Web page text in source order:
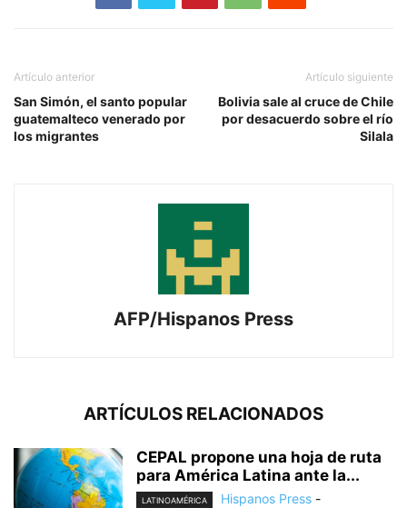
Artículo anterior
San Simón, el santo popular
guatemalteco venerado por
los migrantes
Artículo siguiente
Bolivia sale al cruce de Chile
por desacuerdo sobre el río
Silala
AFP/Hispanos Press
ARTÍCULOS RELACIONADOS
CEPAL propone una hoja de ruta
para América Latina ante la...
LATINOAMÉRICA Hispanos Press -